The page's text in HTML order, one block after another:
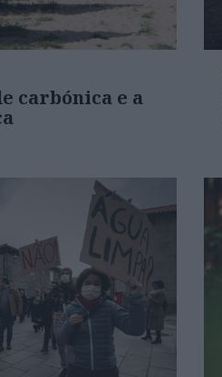
carbónica e a